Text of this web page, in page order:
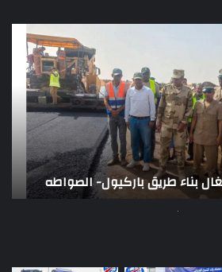
بناء طريق باركيول- الصواطه